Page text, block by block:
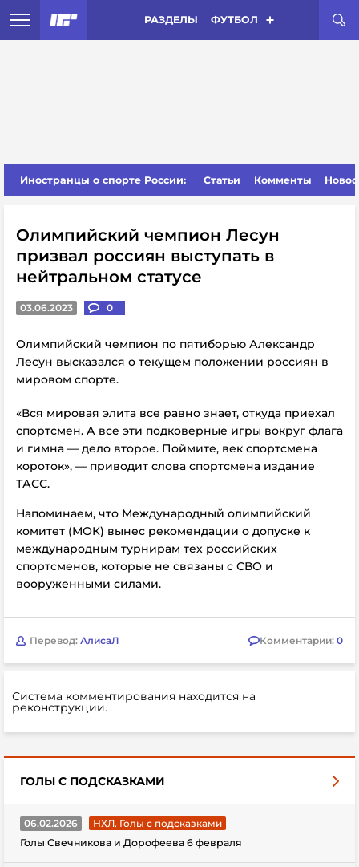
РАЗДЕЛЫ ФУТБОЛ
Иностранцы о спорте России: Статьи Комменты
Олимпийский чемпион Лесун
призвал россиян выступать в
нейтральном статусе
03.06.2023 0
Олимпийский чемпион по пятиборью Александр
Лесун высказался о текущем положении россиян в
мировом спорте.
«Вся мировая элита все равно знает, откуда приехал
спортсмен. А все эти подковерные игры вокруг флага
и гимна — дело второе. Поймите, век спортсмена
короток», — приводит слова спортсмена издание
ТАСС.
Напоминаем, что Международный олимпийский
комитет (МОК) вынес рекомендации о допуске к
международным турнирам тех российских
спортсменов, которые не связаны с СВО и
вооруженными силами.
Перевод: АлисаЛ Комментарии: 0
Система комментирования находится на
реконструкции.
ГОЛЫ С ПОДСКАЗКАМИ
06.02.2026
НХЛ. Голы с подсказками
Голы Свечникова и Дорофеева 6 февраля